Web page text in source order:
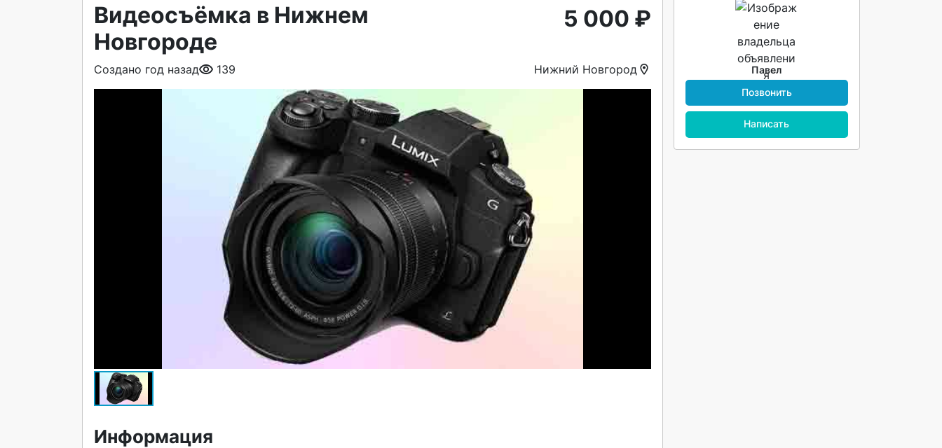
Видеосъёмка в Нижнем
Новгороде
5 000 ₽
Создано год назад 139 Нижний Новгород
Информация
Павел
Позвонить
Написать